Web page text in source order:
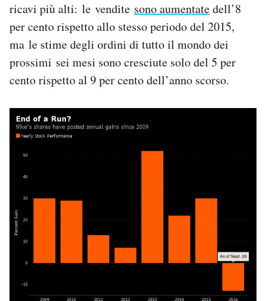
ricavi più alti: le vendite sono aumentatedell’8
per cento rispetto allo stesso periodo del 2015,
ma le stime degli ordini di tutto il mondo dei
prossimi sei mesi sono cresciute solo del 5 per
cento rispetto al 9 per cento dell’anno scorso.